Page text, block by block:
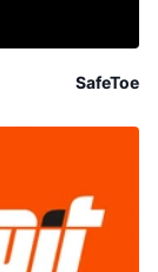
SafeToe